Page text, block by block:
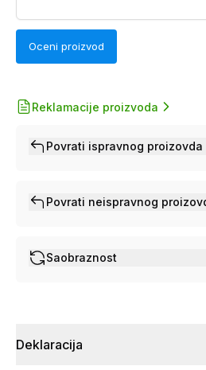
Oceni proizvod
Reklamacije proizvoda
Povrati ispravnog proizovda
Povrati neispravnog
Saobraznost
Deklaracija